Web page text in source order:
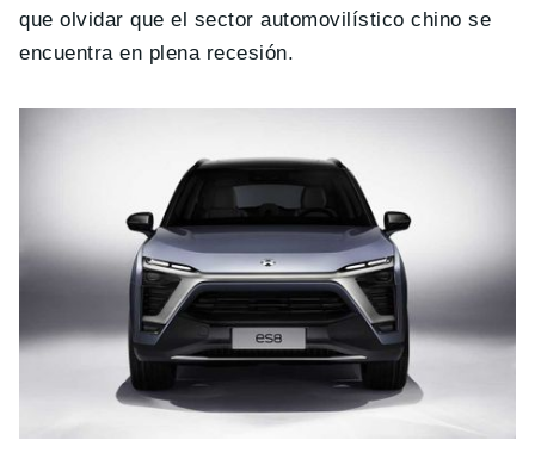
que olvidar que el sector automovilístico chino se
encuentra en plena recesión.